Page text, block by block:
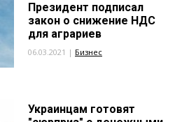
Президент подписал
закон о снижение НДС
для аграриев
06.03.2021 | Бизнес
Украинцам готовят